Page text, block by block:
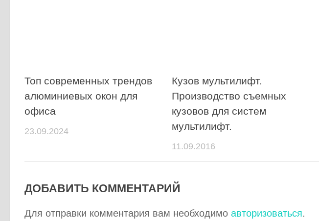
Топ современных трендов
алюминиевых окон для
офиса
23.09.2024
Кузов мультилифт.
Производство съемных
кузовов для систем
мультилифт.
11.09.2016
ДОБАВИТЬ КОММЕНТАРИЙ
Для отправки комментария вам необходимо авторизоваться.